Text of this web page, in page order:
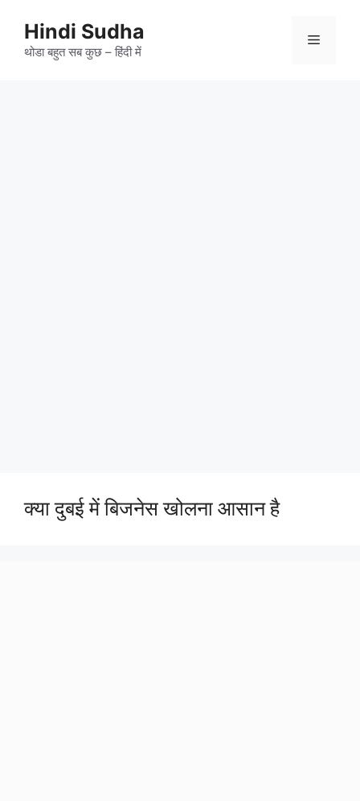
contentHindi Sudha
थोडा बहुत सब कुछ – हिंदी में
Menu
क्या दुबई में बिजनेस खोलना आसान है